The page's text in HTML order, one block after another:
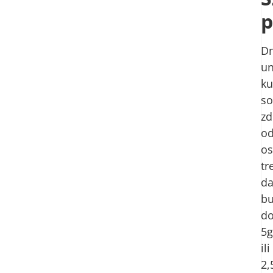
da
5g
ili